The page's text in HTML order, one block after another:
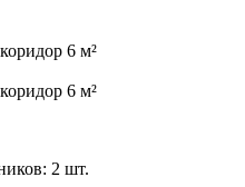
6 м²
6 м²
2 шт.